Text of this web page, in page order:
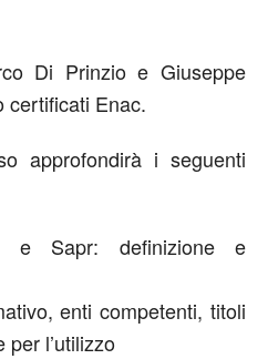
Di Prinzio e Giuseppe
certificati Enac.
approfondirà i seguenti
e Sapr: definizione e
enti competenti, titoli
l’utilizzo